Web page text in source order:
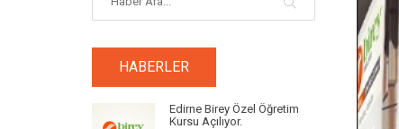
HABERLER
Edirne Birey Özel Öğretim
Kursu Açılıyor.